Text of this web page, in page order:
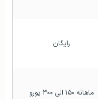
رایگان
ماهانه ۱۵۰ الی ۳۰۰ یورو